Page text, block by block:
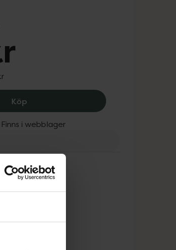
Köp Beachkind Natural Lip Balm
Finns i webblager